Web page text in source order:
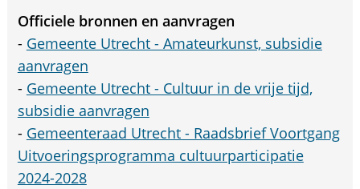
Officiele bronnen en aanvragen
- Gemeente Utrecht - Amateurkunst, subsidie
aanvragen
- Gemeente Utrecht - Cultuur in de vrije tijd,
subsidie aanvragen
- Gemeenteraad Utrecht - Raadsbrief Voortgang
Uitvoeringsprogramma cultuurparticipatie
2024-2028